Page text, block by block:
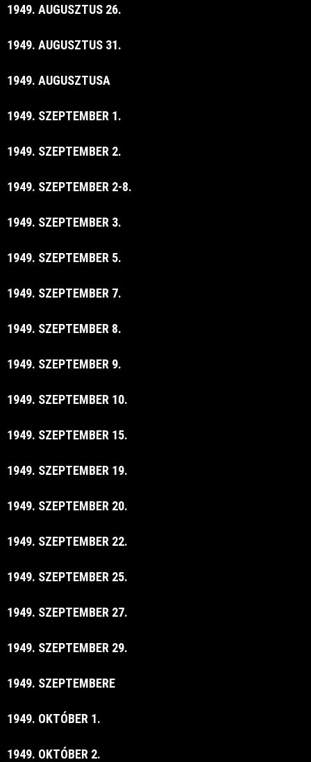
1949. AUGUSZTUS 26.
1949. AUGUSZTUS 31.
1949. AUGUSZTUSA
1949. SZEPTEMBER 1.
1949. SZEPTEMBER 2.
1949. SZEPTEMBER 2-8.
1949. SZEPTEMBER 3.
1949. SZEPTEMBER 5.
1949. SZEPTEMBER 7.
1949. SZEPTEMBER 8.
1949. SZEPTEMBER 9.
1949. SZEPTEMBER 10.
1949. SZEPTEMBER 15.
1949. SZEPTEMBER 19.
1949. SZEPTEMBER 20.
1949. SZEPTEMBER 22.
1949. SZEPTEMBER 25.
1949. SZEPTEMBER 27.
1949. SZEPTEMBER 29.
1949. SZEPTEMBERE
1949. OKTÓBER 1.
1949. OKTÓBER 2.